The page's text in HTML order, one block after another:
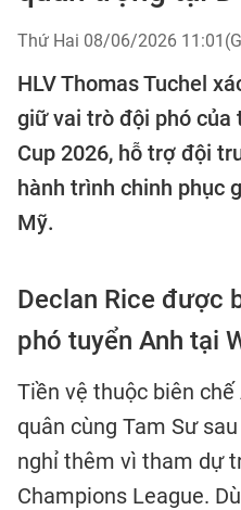
Thứ Hai 08/06/2026
HLV Thomas Tuchel
giữ vai trò đội phó của
Cup 2026, hỗ trợ đội
hành trình chinh phục
Mỹ.
Declan Rice được
phó tuyển Anh tại
Tiền vệ thuộc biên
quân cùng Tam Sư
nghỉ thêm vì tham dự
Champions League.